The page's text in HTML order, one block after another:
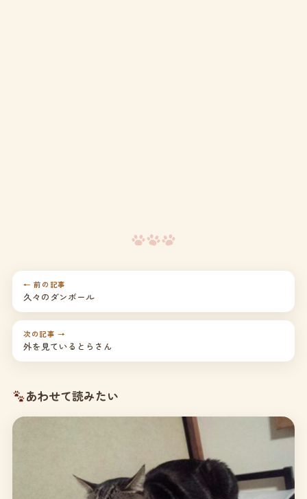
← 前の記事
久々のダンボール
次の記事 →
外を見ているとらさん
あわせて読みたい